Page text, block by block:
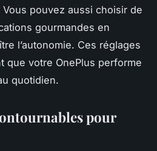
pouvez aussi choisir de
gourmandes en
l’autonomie. Ces réglages
que votre OnePlus performe
quotidien.
pour